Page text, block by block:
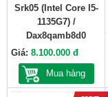
Srk05 (Intel Core I5-
1135G7) /
Dax8qamb8d0
Giá: 8.100.000 đ
Mua hàng